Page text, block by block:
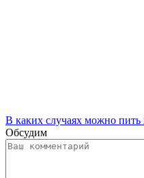
В каких случаях можно пить
Обсудим